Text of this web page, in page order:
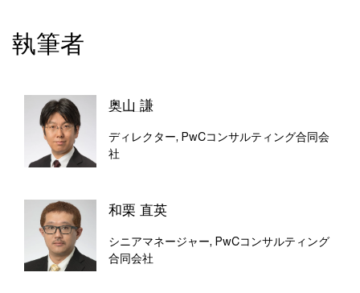
執筆者
奥山 謙
ディレクター, PwCコンサルティング合同会
社
和栗 直英
シニアマネージャー, PwCコンサルティング
合同会社